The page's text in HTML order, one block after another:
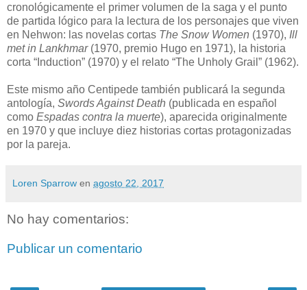
cronológicamente el primer volumen de la saga y el punto
de partida lógico para la lectura de los personajes que viven
en Nehwon: las novelas cortas The Snow Women (1970), Ill
met in Lankhmar (1970, premio Hugo en 1971), la historia
corta “Induction” (1970) y el relato “The Unholy Grail” (1962).
Este mismo año Centipede también publicará la segunda
antología, Swords Against Death (publicada en español
como Espadas contra la muerte), aparecida originalmente
en 1970 y que incluye diez historias cortas protagonizadas
por la pareja.
Loren Sparrow en agosto 22, 2017
No hay comentarios:
Publicar un comentario